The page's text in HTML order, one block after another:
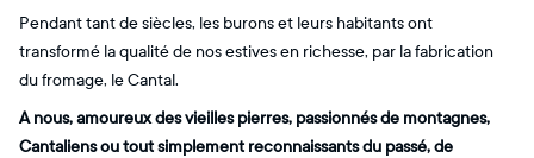
Pendant tant de siècles, les burons et leurs habitants ont
transformé la qualité de nos estives en richesse, par la fabrication
du fromage, le Cantal.
A nous, amoureux des vieilles pierres, passionnés de montagnes,
Cantaliens ou tout simplement reconnaissants du passé, de